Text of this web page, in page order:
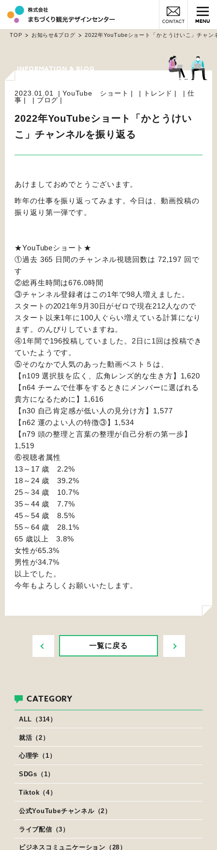
MENU
TOP お知らせ&ブログ 2022年YouTubeショート「かとうけいこ」チャン
2023.01.01 YouTube ショート トレンド
仕
事
ブログ
2022年YouTubeショート「かとうけい
こ」チャンネルを振り返る
あけましておめでとうございます。
昨年の仕事を振り返ってみます。今日は、動画投稿の
振り返り第一弾です。
★YouTubeショート★
①過去 365 日間のチャンネル視聴回数は 72,197 回で
す
②総再生時間は676.0時間
③チャンネル登録者はこの1年で98人増えました。
スタートの2021年9月30日がゼロで現在212人なので
スタート以来1年に100人ぐらい増えている計算になり
ます。のんびりしていますね。
④1年間で196投稿していました。2日に1回は投稿でき
ていたようです。
⑤そのなかで人気のあった動画ベスト５は、
【n109 選択肢を広く、広角レンズ的な生き方】1,620
【n64 チームで仕事をするときにメンバーに選ばれる
貴方になるために】1,616
【n30 自己肯定感が低い人の見分け方】1,577
【n62 運のよい人の特徴③】1,534
【n79 頭の整理と言葉の整理が自己分析の第一歩】
1,519
⑥視聴者属性
13～17 歳 2.2%
18～24 歳 39.2%
25～34 歳 10.7%
35～44 歳 7.7%
45～54 歳 8.5%
55～64 歳 28.1%
65 歳以上 3.8%
女性が65.3%
男性が34.7%
以上でした。
今年もよろしくお願いいたします。
一覧に戻る
CATEGORY
ALL（314）
就活（2）
心理学（1）
SDGs（1）
Tiktok（4）
公式YouTubeチャンネル（2）
ライブ配信（3）
ビジネスコミュニケーション（28）